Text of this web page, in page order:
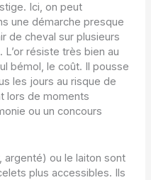
Ici, on peut
une démarche presque
de cheval sur plusieurs
résiste très bien au
bémol, le coût. Il pousse
les jours au risque de
lors de moments
ou un concours
argenté) ou le laiton sont
plus accessibles. Ils